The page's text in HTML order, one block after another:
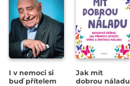
I v nemoci si
buď přítelem
Jak mít
dobrou náladu